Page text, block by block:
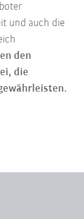
und auch die
den
die